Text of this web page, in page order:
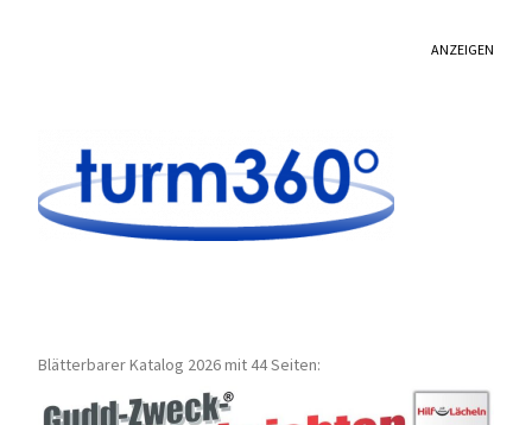
ANZEIGEN
Blätterbarer Katalog 2026 mit 44 Seiten: